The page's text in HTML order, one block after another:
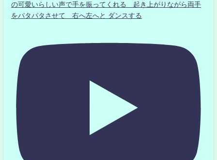
の可愛いらしい声で手を振ってくれる 起き上がりながら両手
をパタパタさせて 右へ左へと ダンスする